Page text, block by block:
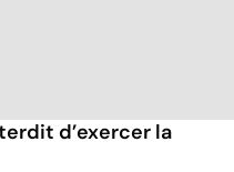
d’exercer la